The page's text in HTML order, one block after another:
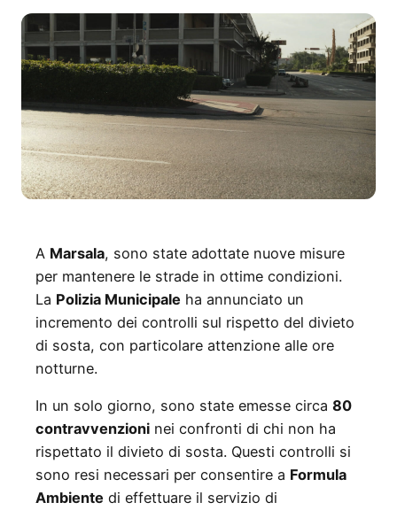
A Marsala, sono state adottate nuove misure
per mantenere le strade in ottime condizioni.
La Polizia Municipale ha annunciato un
incremento dei controlli sul rispetto del divieto
di sosta, con particolare attenzione alle ore
notturne.
In un solo giorno, sono state emesse circa 80
contravvenzioni nei confronti di chi non ha
rispettato il divieto di sosta. Questi controlli si
sono resi necessari per consentire a Formula
Ambiente di effettuare il servizio di